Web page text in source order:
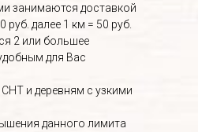
занимаются доставкой
далее 1 км = 50 руб.
2 или большее
для Вас
и деревням с узкими
данного лимита